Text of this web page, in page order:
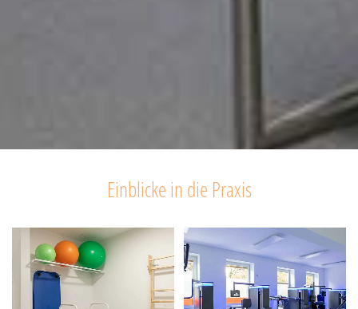
Einblicke in die Praxis